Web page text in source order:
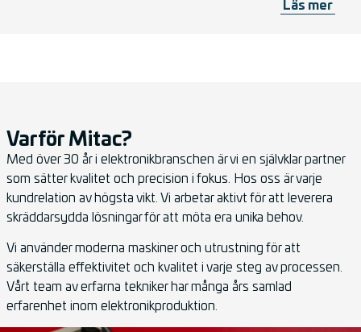
Läs mer
Varför Mitac?
Med över 30 år i elektronikbranschen är vi en självklar partner
som sätter kvalitet och precision i fokus. Hos oss är varje
kundrelation av högsta vikt. Vi arbetar aktivt för att leverera
skräddarsydda lösningar för att möta era unika behov.
Vi använder moderna maskiner och utrustning för att
säkerställa effektivitet och kvalitet i varje steg av processen.
Vårt team av erfarna tekniker har många års samlad
erfarenhet inom elektronikproduktion.